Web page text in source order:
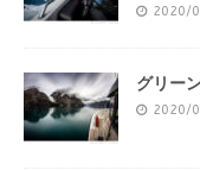
2020/
グリー
2020/